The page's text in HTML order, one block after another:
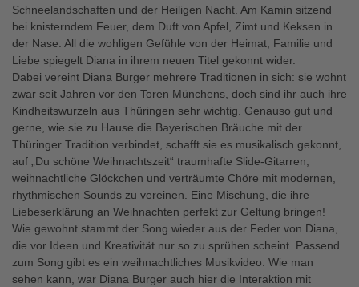
Schneelandschaften und der Heiligen Nacht. Am Kamin sitzend
bei knisterndem Feuer, dem Duft von Apfel, Zimt und Keksen in
der Nase. All die wohligen Gefühle von der Heimat, Familie und
Liebe spiegelt Diana in ihrem neuen Titel gekonnt wider.
Dabei vereint Diana Burger mehrere Traditionen in sich: sie wohnt
zwar seit Jahren vor den Toren Münchens, doch sind ihr auch ihre
Kindheitswurzeln aus Thüringen sehr wichtig. Genauso gut und
gerne, wie sie zu Hause die Bayerischen Bräuche mit der
Thüringer Tradition verbindet, schafft sie es musikalisch gekonnt,
auf „Du schöne Weihnachtszeit“ traumhafte Slide-Gitarren,
weihnachtliche Glöckchen und verträumte Chöre mit modernen,
rhythmischen Sounds zu vereinen. Eine Mischung, die ihre
Liebeserklärung an Weihnachten perfekt zur Geltung bringen!
Wie gewohnt stammt der Song wieder aus der Feder von Diana,
die vor Ideen und Kreativität nur so zu sprühen scheint. Passend
zum Song gibt es ein weihnachtliches Musikvideo. Wie man
sehen kann, war Diana Burger auch hier die Interaktion mit